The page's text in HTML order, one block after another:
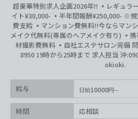
超豪華特別求人企画2026年‼︎ ▪️レギュラ
イト¥30,000- ▪️半年間報酬¥250,000- ※
費支給 ▪️マンション費無料‼︎今ならマン
メイク代無料(専属のヘアメイク有り) ▪️
材撮影費無料 ▪️自社エステサロン完備
8950 19時から25時まで 求人担当 沖
okioki.
給与 日給10000円
時間 応相談